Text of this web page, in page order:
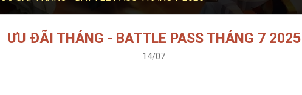
ƯU ĐÃI THÁNG - BATTLE PASS THÁNG 7 2025
14/07